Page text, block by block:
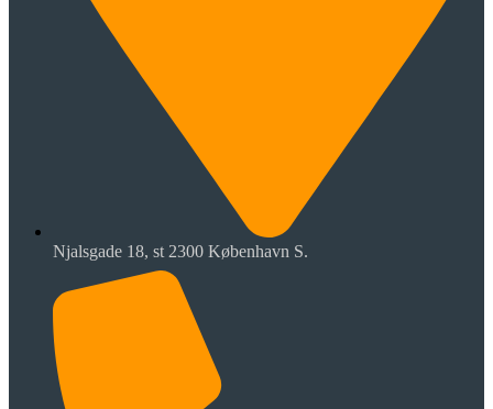
Njalsgade 18, st 2300 København S.